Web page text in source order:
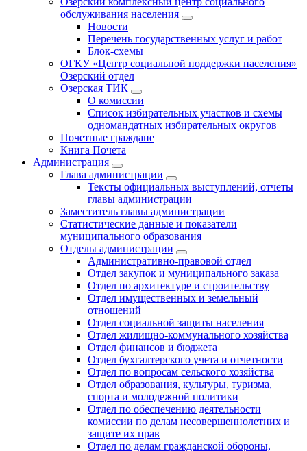
обслуживания населения
Новости
Перечень государственных услуг и работ
Блок-схемы
ОГКУ «Центр социальной поддержки населения»
Озерский отдел
Озерская ТИК
О комиссии
Список избирательных участков и схемы
одномандатных избирательных округов
Почетные граждане
Книга Почета
Администрация
Глава администрации
Тексты официальных выступлений, отчеты
главы администрации
Заместитель главы администрации
Статистические данные и показатели
муниципального образования
Отделы администрации
Административно-правовой отдел
Отдел закупок и муниципального заказа
Отдел по архитектуре и строительству
Отдел имущественных и земельный
отношений
Отдел социальной защиты населения
Отдел жилищно-коммунального хозяйства
Отдел финансов и бюджета
Отдел бухгалтерского учета и отчетности
Отдел по вопросам сельского хозяйства
Отдел образования, культуры, туризма,
спорта и молодежной политики
Отдел по обеспечению деятельности
комиссии по делам несовершеннолетних и
защите их прав
Отдел по делам гражданской обороны,